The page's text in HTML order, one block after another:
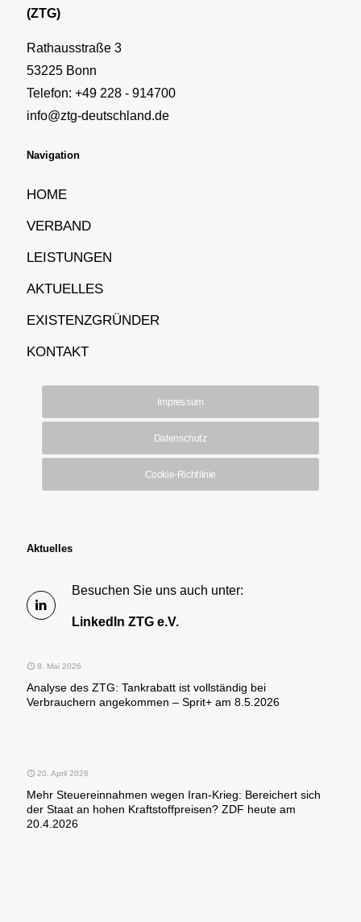
(ZTG)
Rathausstraße 3
53225 Bonn
Telefon: +49 228 - 914700
info@ztg-deutschland.de
Navigation
HOME
VERBAND
LEISTUNGEN
AKTUELLES
EXISTENZGRÜNDER
KONTAKT
Impressum
Datenschutz
Cookie-Richtlinie
Aktuelles
Besuchen Sie uns auch unter:
LinkedIn ZTG e.V.
8. Mai 2026
Analyse des ZTG: Tankrabatt ist vollständig bei
Verbrauchern angekommen – Sprit+ am 8.5.2026
20. April 2026
Mehr Steuereinnahmen wegen Iran-Krieg: Bereichert sich
der Staat an hohen Kraftstoffpreisen? ZDF heute am
20.4.2026